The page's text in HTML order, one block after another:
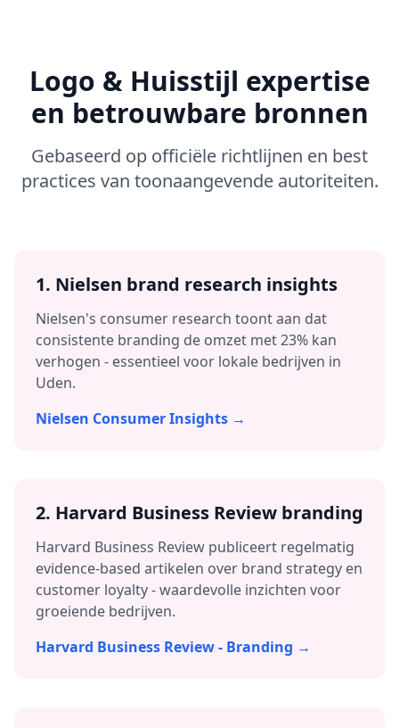
Logo & Huisstijl expertise
en betrouwbare bronnen
Gebaseerd op officiële richtlijnen en best
practices van toonaangevende autoriteiten.
1. Nielsen brand research insights
Nielsen's consumer research toont aan dat
consistente branding de omzet met 23% kan
verhogen - essentieel voor lokale bedrijven in
Uden.
Nielsen Consumer Insights →
2. Harvard Business Review branding
Harvard Business Review publiceert regelmatig
evidence-based artikelen over brand strategy en
customer loyalty - waardevolle inzichten voor
groeiende bedrijven.
Harvard Business Review - Branding →